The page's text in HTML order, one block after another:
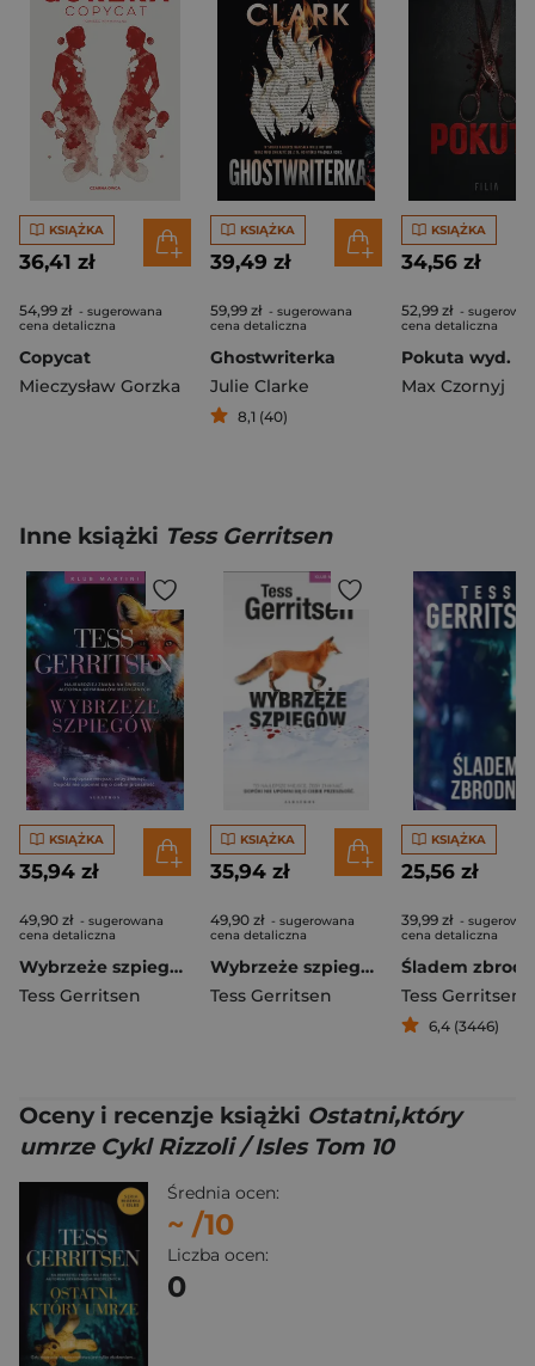
KSIĄŻKA
36,41 zł
54,99 zł - sugerowana
cena detaliczna
Copycat
Mieczysław Gorzka
KSIĄŻKA
39,49 zł
59,99 zł - sugerowana
cena detaliczna
Ghostwriterka
Julie Clarke
8,1 (40)
KSIĄŻKA
34,56 zł
52,99 zł -
cena detaliczna
Pokuta wyd. 3
Max Czornyj
Inne książki Tess Gerritsen
KSIĄŻKA
35,94 zł
49,90 zł - sugerowana
cena detaliczna
Wybrzeże szpiegów. Klub Martini. Tom 1
Tess Gerritsen
KSIĄŻKA
35,94 zł
49,90 zł - sugerowana
cena detaliczna
Wybrzeże szpiegów Seria Klub Martini Tom 1 wydanie kolekcyjne
Tess Gerritsen
KSIĄŻKA
25,56 zł
39,99 zł -
cena detaliczna
Śladem
Tess Gerritsen
6,4 (3446)
Oceny i recenzje książki Ostatni,który
umrze Cykl Rizzoli / Isles Tom 10
Średnia ocen:
~ /10
Liczba ocen:
0